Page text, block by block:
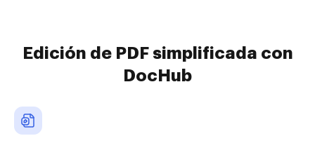
Edición de PDF simplificada con
DocHub